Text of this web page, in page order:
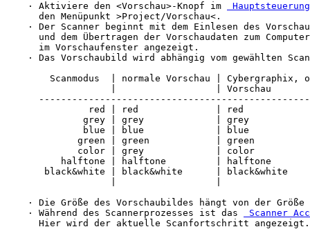
    · Aktiviere den <Vorschau>-Knopf im
      den Menüpunkt >Project/Vorschau<.
· Der Scanner beginnt mit dem Einlesen des
und dem Übertragen der Vorschaudaten zum
      im Vorschaufenster angezeigt.
· Das Vorschaubild wird abhängig vom gewählten
Scanmodus  | normale Vorschau | Cybergraphix,
                   |                  | Vorschau
               red | red              | red
              grey | grey             | grey
              blue | blue             | blue
             green | green            | green
             color | grey             | color
          halftone | halftone         | halftone
       black&white | black&white      | black&white
· Die Größe des Vorschaubildes hängt von der Größe
    · Während des Scannerprozesses ist das
Scanner
      Hier wird der aktuelle Scanfortschritt angezeigt.